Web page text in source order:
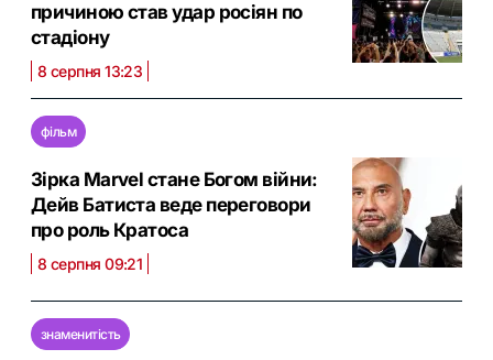
причиною став удар росіян по
стадіону
8 серпня 13:23
фільм
Зірка Marvel стане Богом війни:
Дейв Батиста веде переговори
про роль Кратоса
8 серпня 09:21
знаменитість